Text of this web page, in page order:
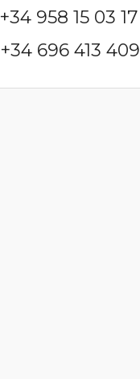
+34 958 15 03 17
+34 696 413 409